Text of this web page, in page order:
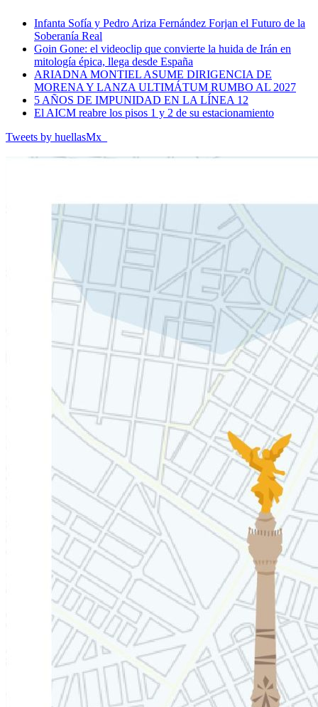
Infanta Sofía y Pedro Ariza Fernández Forjan el Futuro de la
Soberanía Real
Goin Gone: el videoclip que convierte la huida de Irán en
mitología épica, llega desde España
ARIADNA MONTIEL ASUME DIRIGENCIA DE
MORENA Y LANZA ULTIMÁTUM RUMBO AL 2027
5 AÑOS DE IMPUNIDAD EN LA LÍNEA 12
El AICM reabre los pisos 1 y 2 de su estacionamiento
Tweets by huellasMx_